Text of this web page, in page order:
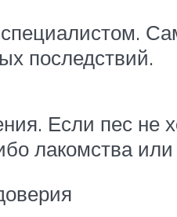
последствий.
Если пес не
лакомства или